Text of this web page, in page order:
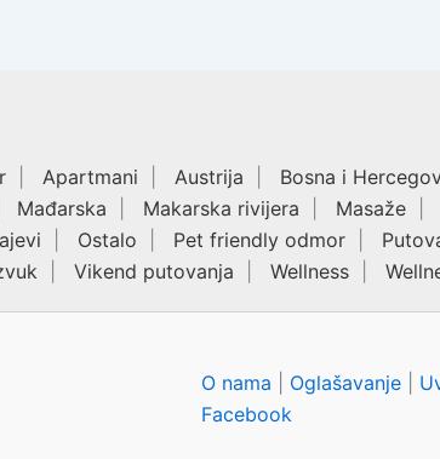
Apartmani Austrija Bosna i
Mađarska Makarska rivijera Masaže
Ostalo Pet friendly odmor
Vikend putovanja Wellness
O nama Oglašavanje|
Facebook